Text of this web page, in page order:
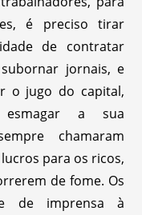
é preciso tirar
de contratar
jornais, e
o jugo do capital,
esmagar a sua
chamaram
para os ricos,
de fome. Os
de imprensa à